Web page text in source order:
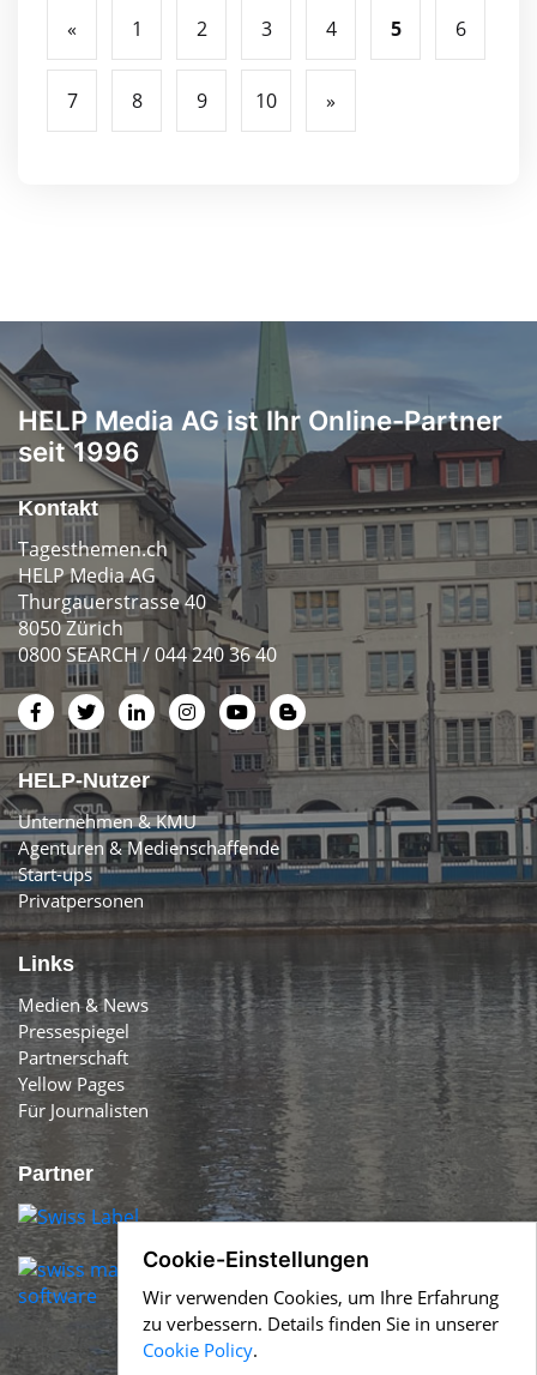
«
1 2 3 4 5 6
7 8 9 10 »
HELP Media AG ist Ihr Online-Partner
seit 1996
Kontakt
Tagesthemen.ch
HELP Media AG
Thurgauerstrasse 40
8050 Zürich
0800 SEARCH / 044 240 36 40
HELP-Nutzer
Unternehmen & KMU
Agenturen & Medienschaffende
Start-ups
Privatpersonen
Links
Medien & News
Pressespiegel
Partnerschaft
Yellow Pages
Für Journalisten
Partner
Cookie-Einstellungen
Wir verwenden Cookies, um Ihre Erfahrung
zu verbessern. Details finden Sie in unserer
Cookie Policy.